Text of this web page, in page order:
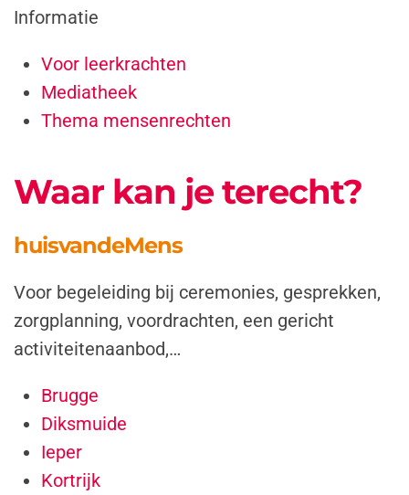
Informatie
Voor leerkrachten
Mediatheek
Thema mensenrechten
Waar kan je terecht?
huisvandeMens
Voor begeleiding bij ceremonies, gesprekken,
zorgplanning, voordrachten, een gericht
activiteitenaanbod,…
Brugge
Diksmuide
Ieper
Kortrijk